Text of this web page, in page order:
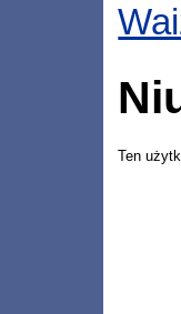
Ten